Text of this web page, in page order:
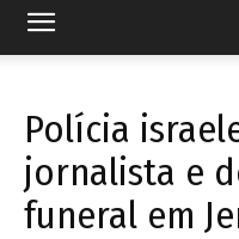
Polícia
jornalista e
funeral em